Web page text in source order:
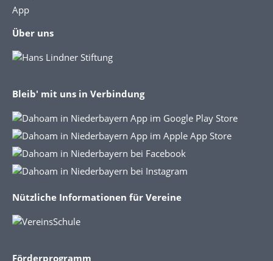
App
Über uns
Bleib' mit uns in Verbindung
Nützliche Informationen für Vereine
Förderprogramm